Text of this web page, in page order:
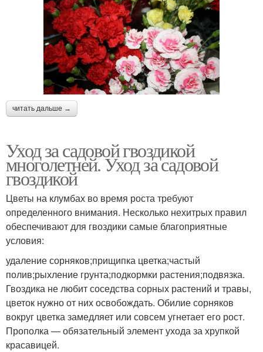
читать дальше →
Уход за садовой гвоздикой
многолетней. Уход за садовой
гвоздикой
Цветы на клумбах во время роста требуют
определенного внимания. Несколько нехитрых правил
обеспечивают для гвоздики самые благоприятные
условия:
удаление сорняков;прищипка цветка;частый
полив;рыхление грунта;подкормки растения;подвязка.
Гвоздика не любит соседства сорных растений и травы,
цветок нужно от них освобождать. Обилие сорняков
вокруг цветка замедляет или совсем угнетает его рост.
Прополка — обязательный элемент ухода за хрупкой
красавицей.